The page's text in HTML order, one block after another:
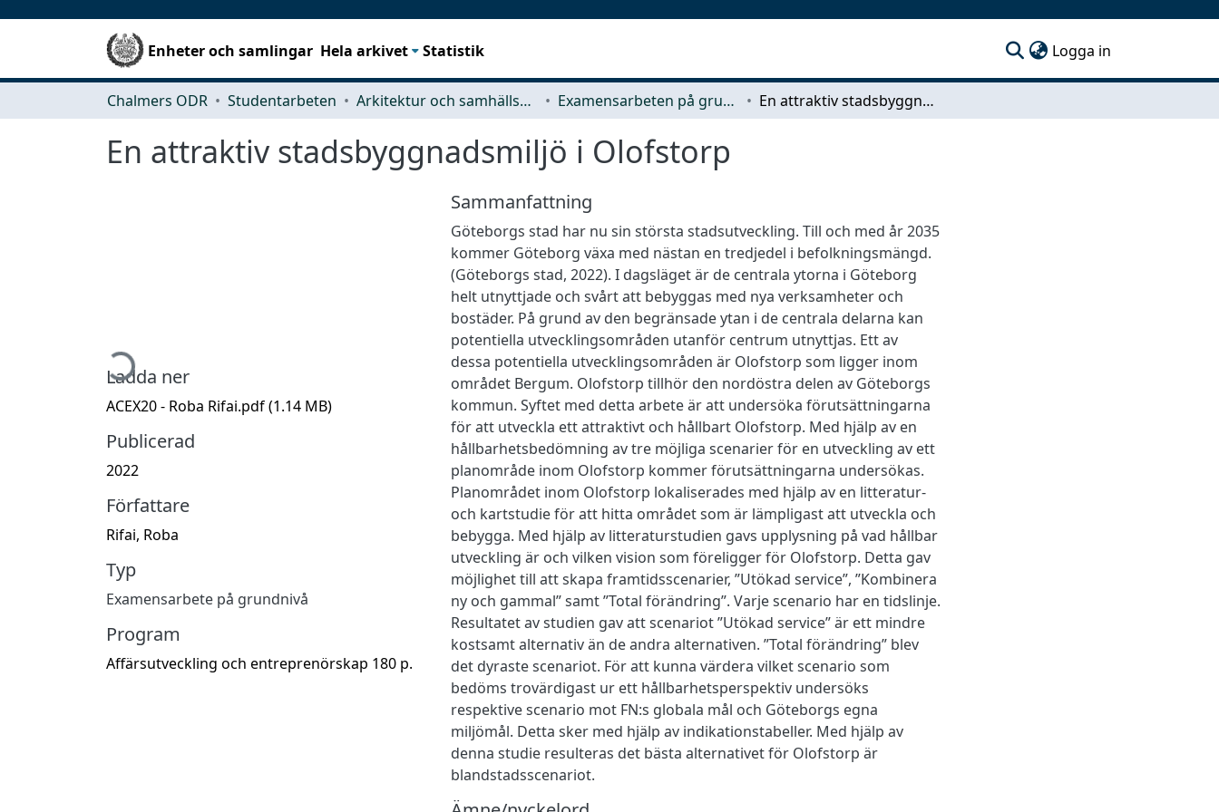
Enheter och samlingar Hela arkivet Statistik Logga in
Chalmers ODR Studentarbeten Arkitektur och samhällsbyggnadsteknik (ACE) Examensarbeten på grundnivå En attraktiv stadsbyggnadsmiljö i Olofstorp
En attraktiv stadsbyggnadsmiljö i Olofstorp
Hämtar...
Ladda ner
ACEX20 - Roba Rifai.pdf(1.14 MB)
Publicerad
2022
Författare
Rifai, Roba
Typ
Examensarbete på grundnivå
Program
Affärsutveckling och entreprenörskap 180 p.
Sammanfattning
Göteborgs stad har nu sin största stadsutveckling. Till och med år 2035
kommer Göteborg växa med nästan en tredjedel i befolkningsmängd.
(Göteborgs stad, 2022). I dagsläget är de centrala ytorna i Göteborg
helt utnyttjade och svårt att bebyggas med nya verksamheter och
bostäder. På grund av den begränsade ytan i de centrala delarna kan
potentiella utvecklingsområden utanför centrum utnyttjas. Ett av
dessa potentiella utvecklingsområden är Olofstorp som ligger inom
området Bergum. Olofstorp tillhör den nordöstra delen av Göteborgs
kommun. Syftet med detta arbete är att undersöka förutsättningarna
för att utveckla ett attraktivt och hållbart Olofstorp. Med hjälp av en
hållbarhetsbedömning av tre möjliga scenarier för en utveckling av ett
planområde inom Olofstorp kommer förutsättningarna undersökas.
Planområdet inom Olofstorp lokaliserades med hjälp av en litteratur-
och kartstudie för att hitta området som är lämpligast att utveckla och
bebygga. Med hjälp av litteraturstudien gavs upplysning på vad hållbar
utveckling är och vilken vision som föreligger för Olofstorp. Detta gav
möjlighet till att skapa framtidsscenarier, ”Utökad service”, ”Kombinera
ny och gammal” samt ”Total förändring”. Varje scenario har en tidslinje.
Resultatet av studien gav att scenariot ”Utökad service” är ett mindre
kostsamt alternativ än de andra alternativen. ”Total förändring” blev
det dyraste scenariot. För att kunna värdera vilket scenario som
bedöms trovärdigast ur ett hållbarhetsperspektiv undersöks
respektive scenario mot FN:s globala mål och Göteborgs egna
miljömål. Detta sker med hjälp av indikationstabeller. Med hjälp av
denna studie resulteras det bästa alternativet för Olofstorp är
blandstadsscenariot.